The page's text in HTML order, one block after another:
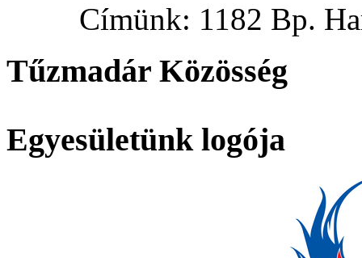
Címünk: 1182 Bp.
Tűzmadár Közösség
Egyesületünk logója